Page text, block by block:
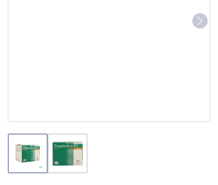
View larger imageView larger image